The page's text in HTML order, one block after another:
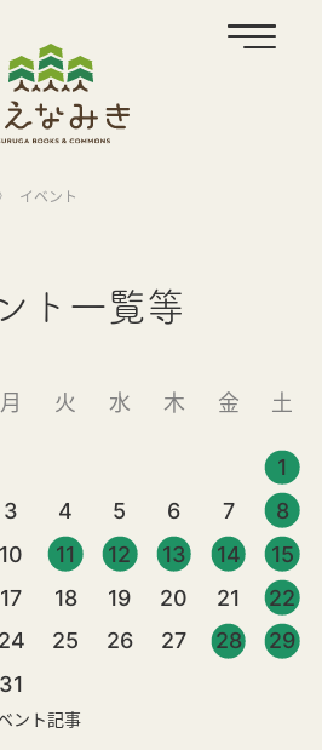
イベント
ト一覧等
月 火 水 木 金 土
1
3 4 5 6 7
8
10 11 12 13 14
15
17 18 19 20 21
22
24 25 26 27 28
29
31
ント記事